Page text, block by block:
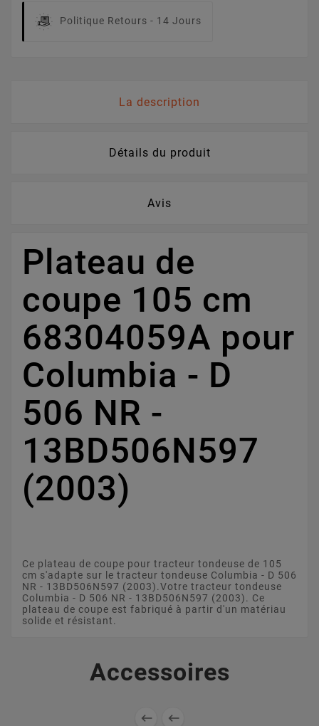
Politique Retours - 14 Jours
La description
Détails du produit
Avis
Plateau de
coupe 105 cm
68304059A pour
Columbia - D
506 NR -
13BD506N597
(2003)
Ce plateau de coupe pour tracteur tondeuse de 105
cm s'adapte sur le tracteur tondeuse Columbia - D 506
NR - 13BD506N597 (2003).Votre tracteur tondeuse
Columbia - D 506 NR - 13BD506N597 (2003). Ce
plateau de coupe est fabriqué à partir d'un matériau
solide et résistant.
Accessoires
 